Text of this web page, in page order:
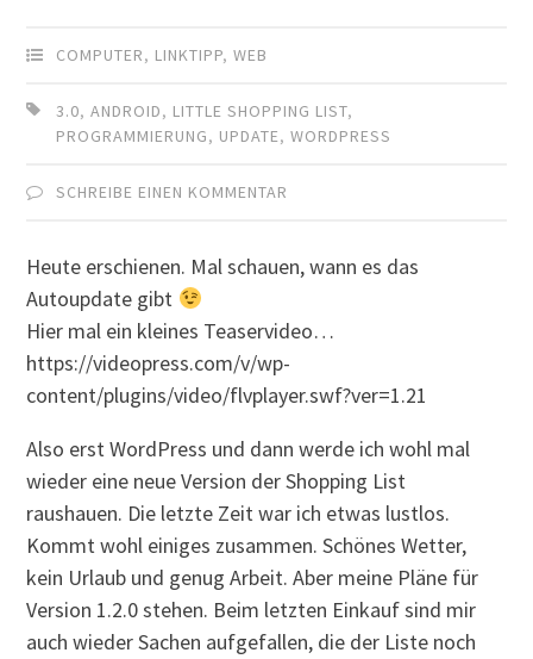
COMPUTER, LINKTIPP,WEB
3.0,ANDROID, LITTLE SHOPPING LIST,
PROGRAMMIERUNG, UPDATE,WORDPRESS
SCHREIBE EINEN KOMMENTAR
Heute erschienen. Mal schauen, wann es das
Autoupdate gibt
Hier mal ein kleines Teaservideo…
https://videopress.com/v/wp-
content/plugins/video/flvplayer.swf?ver=1.21
Also erst WordPress und dann werde ich wohl mal
wieder eine neue Version der Shopping List
raushauen. Die letzte Zeit war ich etwas lustlos.
Kommt wohl einiges zusammen. Schönes Wetter,
kein Urlaub und genug Arbeit. Aber meine Pläne für
Version 1.2.0 stehen. Beim letzten Einkauf sind mir
auch wieder Sachen aufgefallen, die der Liste noch